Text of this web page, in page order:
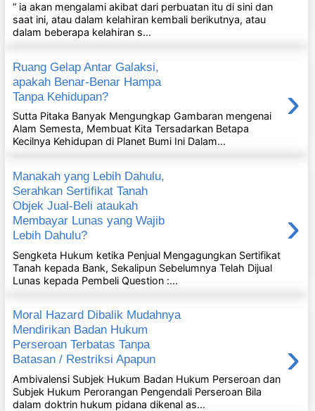
“ ia akan mengalami akibat dari perbuatan itu di sini dan
saat ini, atau dalam kelahiran kembali berikutnya, atau
dalam beberapa kelahiran s...
Ruang Gelap Antar Galaksi,
apakah Benar-Benar Hampa
Tanpa Kehidupan?
›
Sutta Pitaka Banyak Mengungkap Gambaran mengenai
Alam Semesta, Membuat Kita Tersadarkan Betapa
Kecilnya Kehidupan di Planet Bumi Ini Dalam...
Manakah yang Lebih Dahulu,
Serahkan Sertifikat Tanah
Objek Jual-Beli ataukah
Membayar Lunas yang Wajib
Lebih Dahulu?
›
Sengketa Hukum ketika Penjual Mengagungkan Sertifikat
Tanah kepada Bank, Sekalipun Sebelumnya Telah Dijual
Lunas kepada Pembeli Question :...
Moral Hazard Dibalik Mudahnya
Mendirikan Badan Hukum
Perseroan Terbatas Tanpa
Batasan / Restriksi Apapun
›
Ambivalensi Subjek Hukum Badan Hukum Perseroan dan
Subjek Hukum Perorangan Pengendali Perseroan Bila
dalam doktrin hukum pidana dikenal as...